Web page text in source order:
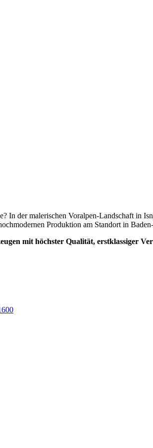
In der malerischen Voralpen-Landschaft in
Produktion am Standort in
mit höchster Qualität, erstklassiger